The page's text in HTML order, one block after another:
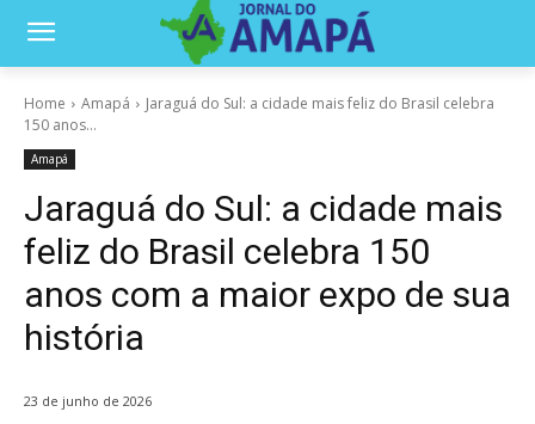
Home Amapá
Jaraguá do Sul: a cidade mais feliz do Brasil celebra
150 anos...
Amapá
Jaraguá do Sul: a cidade mais
feliz do Brasil celebra 150
anos com a maior expo de sua
história
23 de junho de 2026